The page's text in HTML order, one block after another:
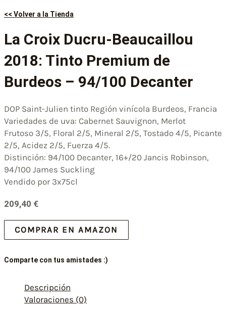
<< Volver a la Tienda
La Croix Ducru-Beaucaillou
2018: Tinto Premium de
Burdeos – 94/100 Decanter
DOP Saint-Julien tinto Región vinícola Burdeos, Francia
Variedades de uva: Cabernet Sauvignon, Merlot
Frutoso 3/5, Floral 2/5, Mineral 2/5, Tostado 4/5, Picante
2/5, Acidez 2/5, Fuerza 4/5.
Distinción: 94/100 Decanter, 16+/20 Jancis Robinson,
94/100 James Suckling
Vendido por 3x75cl
209,40 €
COMPRAR EN AMAZON
Comparte con tus amistades :)
Descripción
Valoraciones (0)